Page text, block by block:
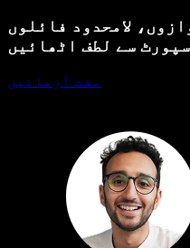
لامحدود فائلوں
مفت آزمائیں